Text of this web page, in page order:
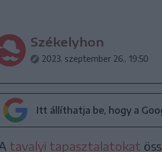
Székelyhon
2023. szeptember 26., 19:50
Itt állíthatja be, hogy a
tavalyi tapasztalatokat